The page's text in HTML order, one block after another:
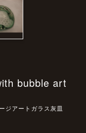
bubble art
ジアートガラス灰皿